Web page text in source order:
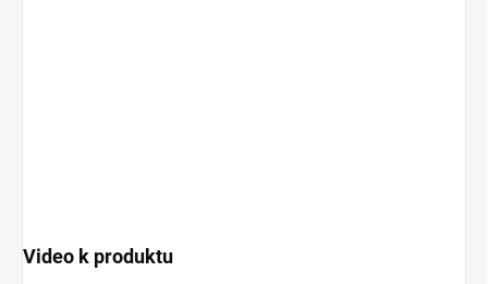
Video k produktu